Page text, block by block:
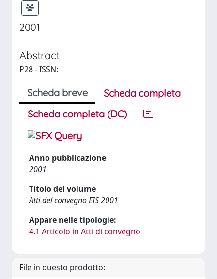
2001
Abstract
P28 - ISSN:
Scheda breve
Scheda completa
Scheda completa (DC)
Anno pubblicazione
2001
Titolo del volume
Atti del convegno EIS 2001
Appare nelle tipologie:
4.1 Articolo in Atti di convegno
File in questo prodotto: